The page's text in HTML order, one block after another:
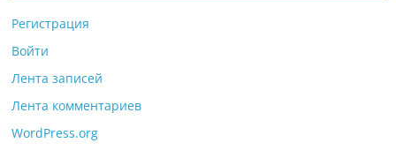
Регистрация
Войти
Лента записей
Лента комментариев
WordPress.org